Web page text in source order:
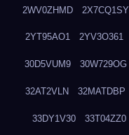
2WV0ZHMD 2X7CQ1SY
2YT95AO1 2YV3O361
30D5VUM9 30W729OG
32AT2VLN 32MATDBP
33DY1V30 33T04ZZ0